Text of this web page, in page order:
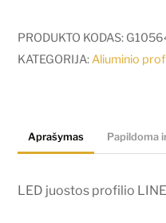
juostos
profilio
detalės
PRODUKTO KODAS:
KATEGORIJA:Aliuminio
Aprašymas Papildoma
LED juostos profilio